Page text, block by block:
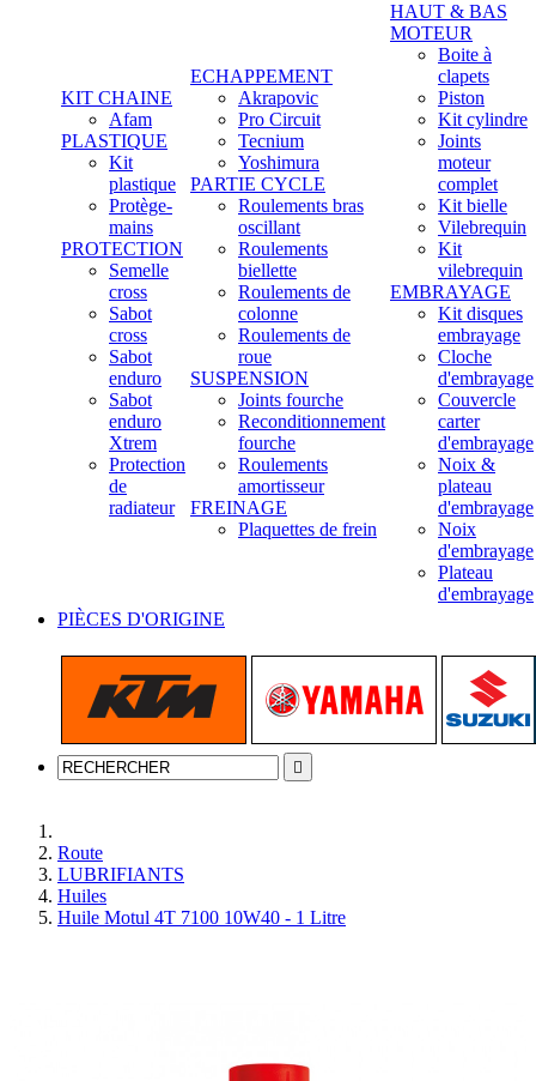
KIT CHAINE
Afam
PLASTIQUE
Kit
plastique
Protège-
mains
PROTECTION
Semelle
cross
Sabot
cross
Sabot
enduro
Sabot
enduro
Xtrem
Protection
de
radiateur
ECHAPPEMENT
Akrapovic
Pro Circuit
Tecnium
Yoshimura
PARTIE CYCLE
Roulements bras
oscillant
Roulements
biellette
Roulements de
colonne
Roulements de
roue
SUSPENSION
Joints fourche
Reconditionnement
fourche
Roulements
amortisseur
FREINAGE
Plaquettes de frein
HAUT & BAS
MOTEUR
Boite à
clapets
Piston
Kit cylindre
Joints
moteur
complet
Kit bielle
Vilebrequin
Kit
vilebrequin
EMBRAYAGE
Kit disques
embrayage
Cloche
d'embrayage
Couvercle
carter
d'embrayage
Noix &
plateau
d'embrayage
Noix
d'embrayage
Plateau
d'embrayage
PIÈCES D'ORIGINE

Route
LUBRIFIANTS
Huiles
Huile Motul 4T 7100 10W40 - 1 Litre